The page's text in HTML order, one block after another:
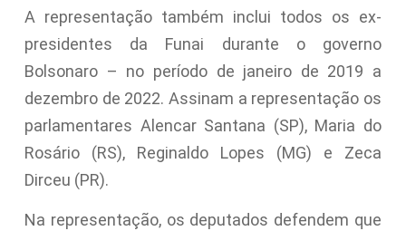
A representação também inclui todos os ex-
presidentes da Funai durante o governo
Bolsonaro – no períodode janeiro de 2019 a
dezembro de 2022. Assinam a representação os
parlamentares Alencar Santana (SP), Maria do
Rosário (RS), Reginaldo Lopes (MG) e Zeca
Dirceu (PR).
Na representação, os deputados defendem que